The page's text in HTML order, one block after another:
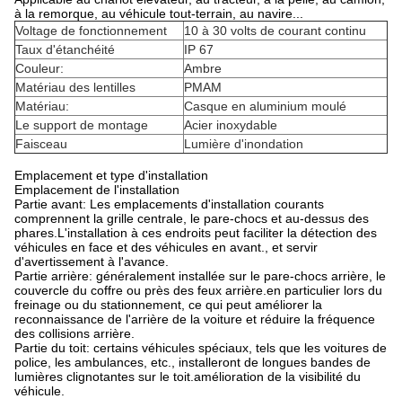
à la remorque, au véhicule tout-terrain, au navire...
Voltage de fonctionnement
10 à 30 volts de courant continu
Taux d'étanchéité
IP 67
Couleur:
Ambre
Matériau des lentilles
PMAM
Matériau:
Casque en aluminium moulé
Le support de montage
Acier inoxydable
Faisceau
Lumière d'inondation
Emplacement et type d'installation
Emplacement de l'installation
Partie avant: Les emplacements d'installation courants
comprennent la grille centrale, le pare-chocs et au-dessus des
phares.L'installation à ces endroits peut faciliter la détection des
véhicules en face et des véhicules en avant., et servir
d'avertissement à l'avance.
Partie arrière: généralement installée sur le pare-chocs arrière, le
couvercle du coffre ou près des feux arrière.en particulier lors du
freinage ou du stationnement, ce qui peut améliorer la
reconnaissance de l'arrière de la voiture et réduire la fréquence
des collisions arrière.
Partie du toit: certains véhicules spéciaux, tels que les voitures de
police, les ambulances, etc., installeront de longues bandes de
lumières clignotantes sur le toit.amélioration de la visibilité du
véhicule.